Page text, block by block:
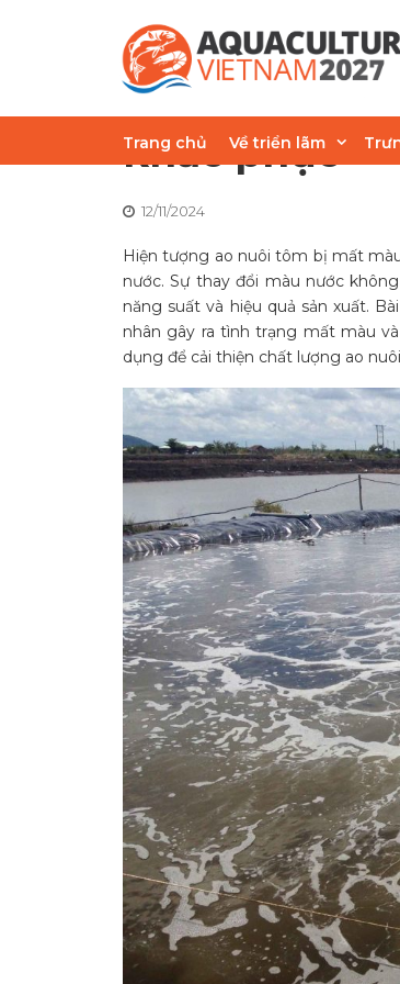
Trang chủ Về triển lãm
Vì sao tôm
khắc phục
12/11/2024
Hiện tượng ao nuôi tôm bị mất
nước. Sự thay đổi màu nước
năng suất và hiệu quả sản xuất.
nhân gây ra tình trạng mất màu
dụng để cải thiện chất lượng ao